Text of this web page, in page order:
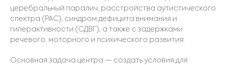
церебральный паралич, расстройства аутистического
спектра (РАС), синдром дефицита внимания и
гиперактивности (СДВГ), а также с задержками
речевого, моторного и психического развития.
Основная задача центра — создать условия для